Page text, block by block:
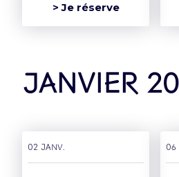
> Je réserve
janvier
02 janv. 06